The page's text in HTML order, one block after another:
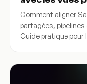
Comment aligner
partagées,
Guide pratique pour